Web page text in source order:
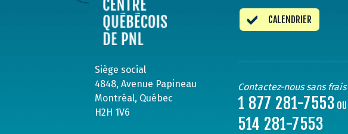
Siège social
4848, Avenue Papineau
Montréal, Québec
H2H 1V6
CALENDRIER
Contactez-nous sans frais
1 877 281-7553 OU
514 281-7553